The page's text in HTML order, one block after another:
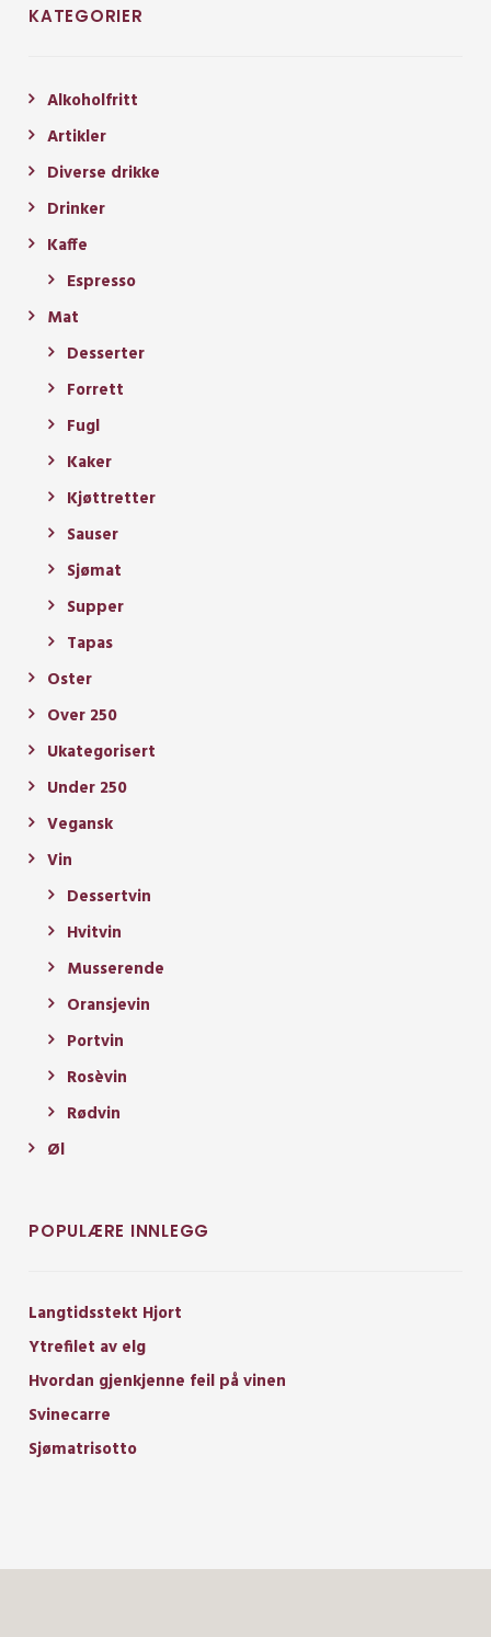
KATEGORIER
Alkoholfritt
Artikler
Diverse drikke
Drinker
Kaffe
Espresso
Mat
Desserter
Forrett
Fugl
Kaker
Kjøttretter
Sauser
Sjømat
Supper
Tapas
Oster
Over 250
Ukategorisert
Under 250
Vegansk
Vin
Dessertvin
Hvitvin
Musserende
Oransjevin
Portvin
Rosèvin
Rødvin
Øl
POPULÆRE INNLEGG
Langtidsstekt Hjort
Ytrefilet av elg
Hvordan gjenkjenne feil på vinen
Svinecarre
Sjømatrisotto